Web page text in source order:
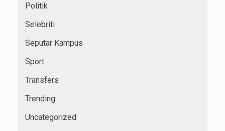
Politik
Selebriti
Seputar Kampus
Sport
Transfers
Trending
Uncategorized